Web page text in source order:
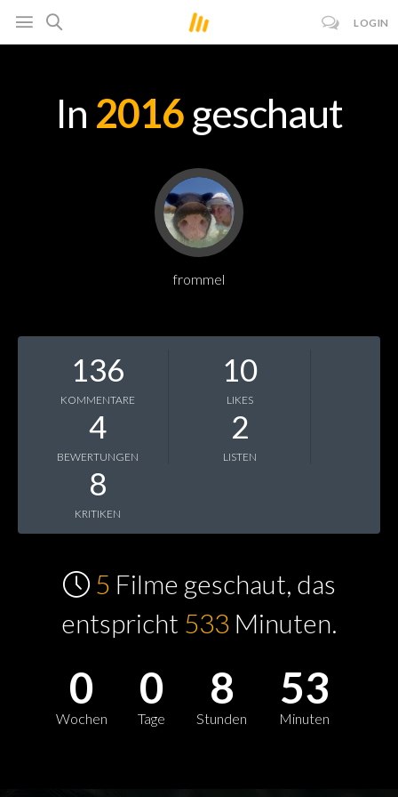
LOGIN
In 2016 geschaut
frommel
136
KOMMENTARE
10
LIKES
4
BEWERTUNGEN
2
LISTEN
8
KRITIKEN
5 Filme geschaut, das
entspricht 533 Minuten.
0
Wochen
0
Tage
8
Stunden
53
Minuten